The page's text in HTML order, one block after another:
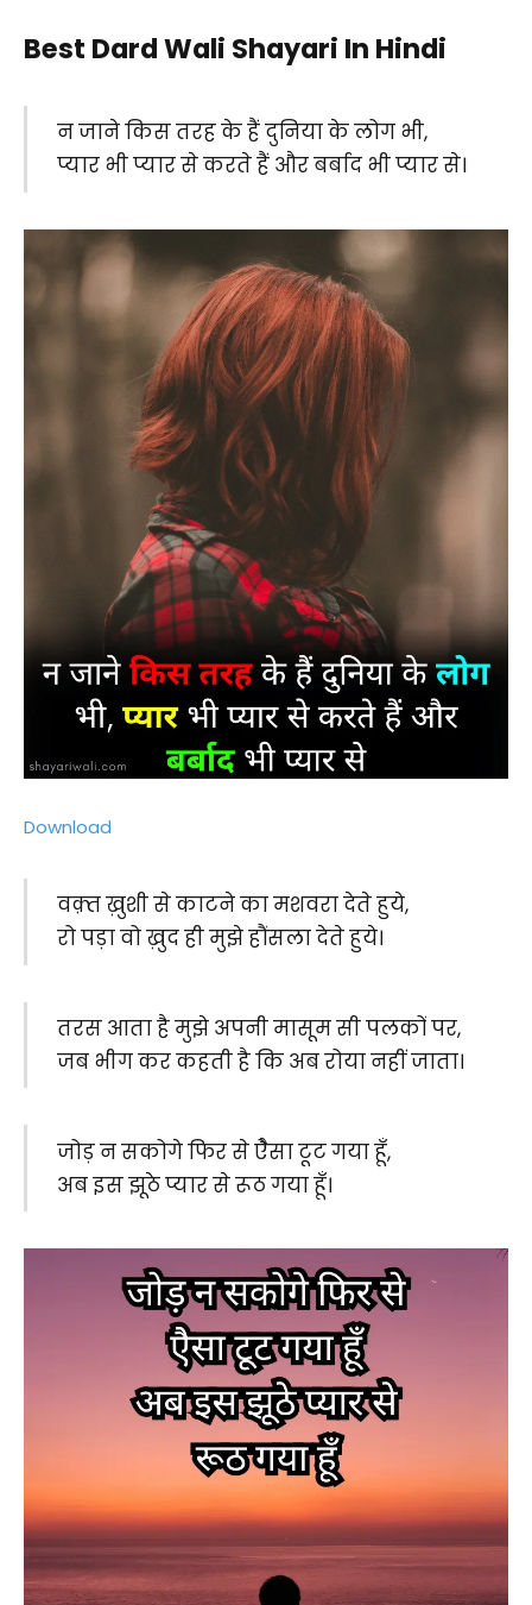
Best Dard Wali Shayari In Hindi
न जाने किस तरह के हैं दुनिया के लोग भी,
प्यार भी प्यार से करते हैं और बर्बाद भी प्यार से।
Download
वक़्त ख़ुशी से काटने का मशवरा देते हुये,
रो पड़ा वो ख़ुद ही मुझे हौंसला देते हुये।
तरस आता है मुझे अपनी मासूम सी पलकों पर,
जब भीग कर कहती है कि अब रोया नहीं जाता।
जोड़ न सकोगे फिर से ऐैसा टूट गया हूँ,
अब इस झूठे प्यार से रूठ गया हूँ।